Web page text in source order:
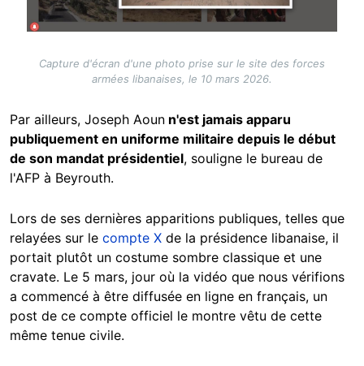
Capture d'écran d'une photo prise sur le site des forces
armées libanaises, le 10 mars 2026.
Par ailleurs, Joseph Aoun n'est jamais apparu
publiquement en uniforme militaire depuis le début
de son mandat présidentiel, souligne le bureau de
l'AFP à Beyrouth.
Lors de ses dernières apparitions publiques, telles que
relayées sur le compte X de la présidence libanaise, il
portait plutôt un costume sombre classique et une
cravate. Le 5 mars, jour où la vidéo que nous vérifions
a commencé à être diffusée en ligne en français, un
post de ce compte officiel le montre vêtu de cette
même tenue civile.